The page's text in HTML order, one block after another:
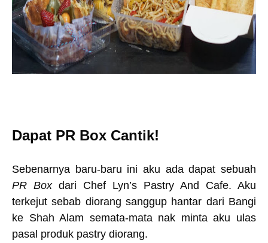
Dapat PR Box Cantik!
Sebenarnya baru-baru ini aku ada dapat sebuah
PR Box dari Chef Lyn’s Pastry And Cafe. Aku
terkejut sebab diorang sanggup hantar dari Bangi
ke Shah Alam semata-mata nak minta aku ulas
pasal produk pastry diorang.